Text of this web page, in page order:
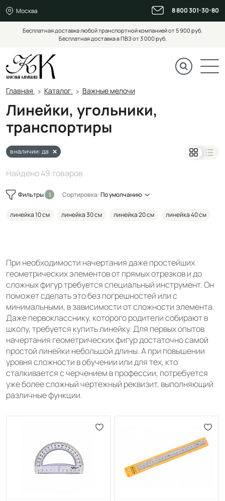
Москва 8 800 301-30-80
Бесплатная доставка любой транспортной компанией от 5 900 руб.
Бесплатная доставка в ПВЗ от 3 000 руб.
Главная Каталог Важные мелочи
Линейки, угольники,
транспортиры
в наличии: да
Найдено 49 товаров
Фильтры Сортировка:По умолчанию
линейка 10 см линейка 30 см линейка 20 см линейка 40 см
При необходимости начертания даже простейших
геометрических элементов от прямых отрезков и до
сложных фигур требуется специальный инструмент. Он
поможет сделать это без погрешностей или с
минимальными, в зависимости от сложности элемента.
Даже первокласснику, которого родители собирают в
школу, требуется купить линейку. Для первых опытов
начертания геометрических фигур достаточно самой
простой линейки небольшой длины. А при повышении
уровня сложности в обучении или для тех, кто
сталкивается с черчением в профессии, потребуется
уже более сложный чертежный реквизит, выполняющий
различные функции.